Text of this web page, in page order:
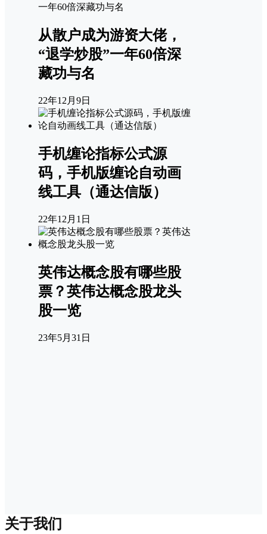
从散户成为游资大佬，
“退学炒股”一年60倍深
藏功与名
22年12月9日
手机缠论指标公式源
码，手机版缠论自动画
线工具（通达信版）
22年12月1日
英伟达概念股有哪些股
票？英伟达概念股龙头
股一览
23年5月31日
关于我们